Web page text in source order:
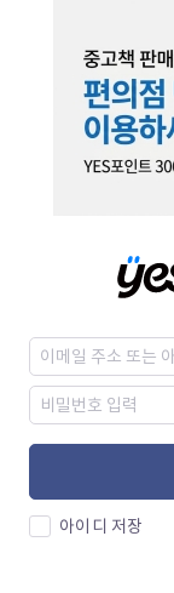
아이디 저장